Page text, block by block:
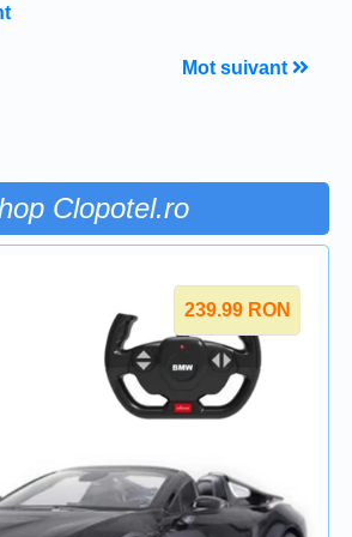
Mot suivant
Clopotel.ro
239.99 RON